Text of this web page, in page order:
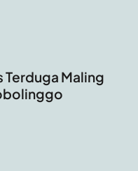
Terduga Maling